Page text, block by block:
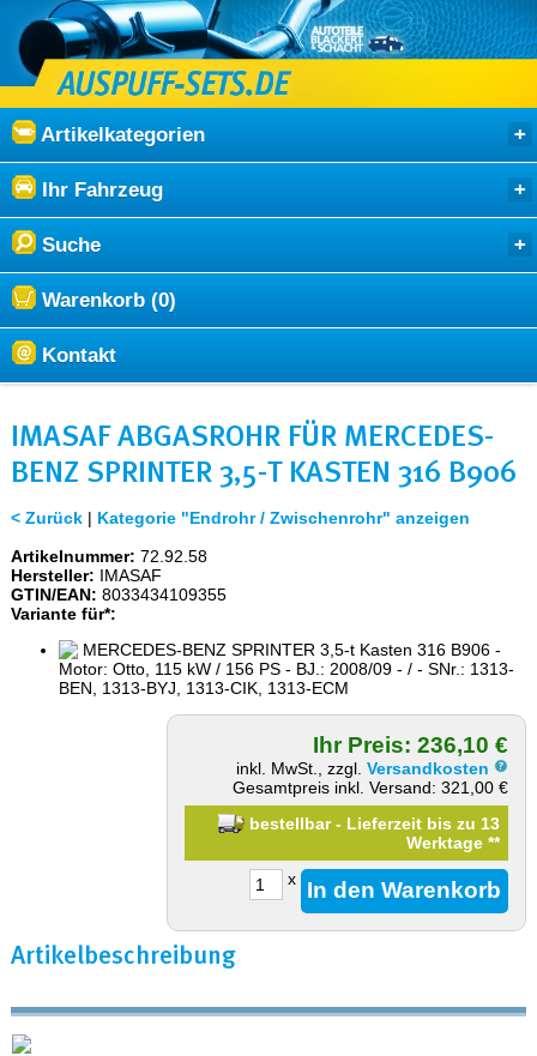
Artikelkategorien
Ihr Fahrzeug
Suche
Warenkorb (0)
Kontakt
IMASAF ABGASROHR FÜR MERCEDES-
BENZ SPRINTER 3,5-T KASTEN 316 B906
< Zurück| Kategorie "Endrohr / Zwischenrohr" anzeigen
Artikelnummer: 72.92.58
Hersteller: IMASAF
GTIN/EAN: 8033434109355
Variante für*:
MERCEDES-BENZ SPRINTER 3,5-t Kasten 316 B906 -
Motor: Otto, 115 kW / 156 PS - BJ.: 2008/09 - / - SNr.: 1313-
BEN, 1313-BYJ, 1313-CIK, 1313-ECM
Ihr Preis: 236,10 €
inkl. MwSt., zzgl.Versandkosten
Gesamtpreis inkl. Versand: 321,00 €
bestellbar - Lieferzeit bis zu 13
Werktage**
x
Artikelbeschreibung